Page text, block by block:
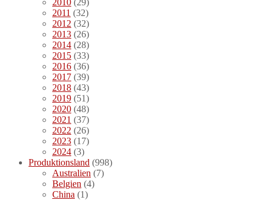
2010 (29)
2011 (32)
2012 (32)
2013 (26)
2014 (28)
2015 (33)
2016 (36)
2017 (39)
2018 (43)
2019 (51)
2020 (48)
2021 (37)
2022 (26)
2023 (17)
2024 (3)
Produktionsland (998)
Australien (7)
Belgien (4)
China (1)